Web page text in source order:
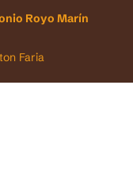
Royo Marín
Faria